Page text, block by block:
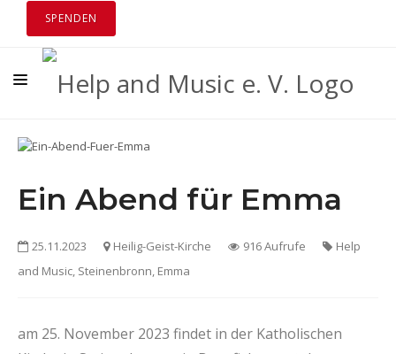
SPENDEN
ÜBER UNS
NEUIGKEITEN
DOWNLOADS
KONTAKT
Ein Abend für Emma
25.11.2023 Heilig-Geist-Kirche 916 Aufrufe
Help
and Music, Steinenbronn, Emma
am 25. November 2023 findet in der Katholischen